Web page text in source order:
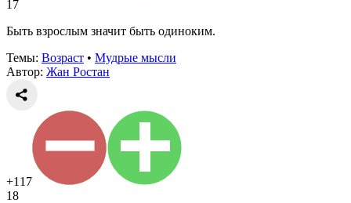
17
Быть взрослым значит быть одиноким.
Темы: Возраст • Мудрые мысли
Автор: Жан Ростан
+117
18